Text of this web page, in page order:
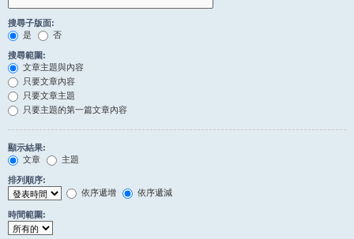
搜尋子版面:
是
否
搜尋範圍:
文章主題與內容
只要文章內容
只要文章主題
只要主題的第一篇文章內容
顯示結果:
文章
主題
排列順序:
依序遞增
依序遞減
時間範圍: